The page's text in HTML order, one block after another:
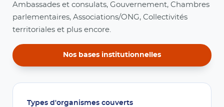
Ambassades et consulats, Gouvernement, Chambres
parlementaires, Associations/ONG, Collectivités
territoriales et plus encore.
Nos bases institutionnelles
Types d'organismes couverts